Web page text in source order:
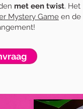
met een twist. Het
Mystery Game en de